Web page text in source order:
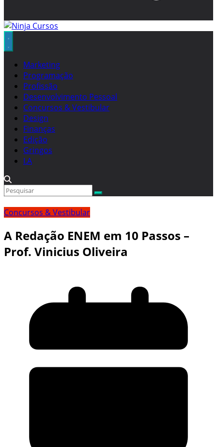
Marketing
Programação
Profissão
Desenvolvimento Pessoal
Concursos & Vestibular
Design
Finanças
Edição
Gringos
I.A
Concursos & Vestibular
A Redação ENEM em 10 Passos –
Prof. Vinicius Oliveira